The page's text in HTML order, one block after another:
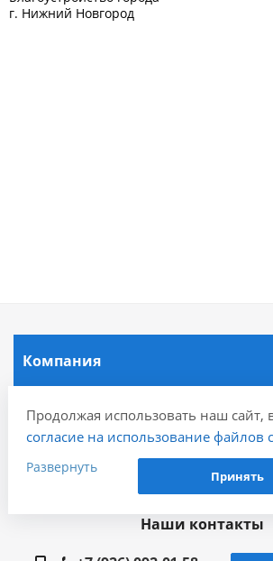
г. Нижний Новгород
Компания
Информация
Города
Наши контакты
Продолжая использовать наш сайт,
согласие на использование файлов
пользовательских данных (включая
сведения о местоположении,
проведения статистических
Развернуть
Принять